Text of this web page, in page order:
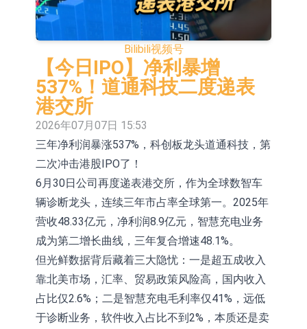
CPU与GPU构建
博腾股份(300363.CN)涨20.02%
日韩股市收盘双双下跌
依米康：海外交付以东南亚、中东市
场为主 并已取得欧美相关认证
上交所：财通多策略福鑫定期开放灵
活配置混合型发起式证券投资基金临
时停牌
上交所：景顺长城全球半导体芯片产
业股票型证券投资基金临时停牌
【异动股】港股跌幅榜前十，卡森国
际(00496.HK)跌22.40%，九福来
(08611.HK)跌21.01%
【异动股】港股涨幅榜前十，拿森科
技(02261.HK)涨+75.05%，辰兴发展
(02286.HK)涨+64.91%
神火股份：新疆神火铝水转化率已
100%
【异动股】焦炭Ⅲ板块下挫，陕西黑
猫(601015.CN)跌8.38%
浙江证监局对财通证券股份有限公司
采取出具警示函措施
山金国际：港股上市工作正常推进中
Bilibili视频号
【今日IPO】净利暴增
537%！道通科技二度递表
港交所
2026年07月07日 15:53
三年净利润暴涨537%，科创板龙头道通科技，第
二次冲击港股IPO了！
6月30日公司再度递表港交所，作为全球数智车
辆诊断龙头，连续三年市占率全球第一。2025年
营收48.33亿元，净利润8.9亿元，智慧充电业务
成为第二增长曲线，三年复合增速48.1%。
但光鲜数据背后藏着三大隐忧：一是超五成收入
靠北美市场，汇率、贸易政策风险高，国内收入
占比仅2.6%；二是智慧充电毛利率仅41%，远低
于诊断业务，软件收入占比不到2%，本质还是卖